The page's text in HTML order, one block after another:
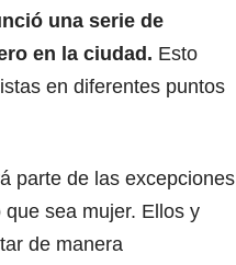
una serie de
en la ciudad. Esto
en diferentes puntos
parte de las excepciones
sea mujer. Ellos y
de manera